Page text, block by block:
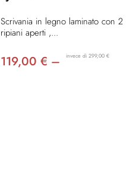
Scrivania in legno laminato con 2
ripiani aperti ,...
119,00 € – invece di 299,00 €